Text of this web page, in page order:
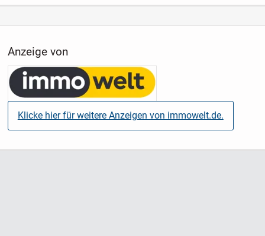
Anzeige von
Klicke hier für weitere Anzeigen von immowelt.de.